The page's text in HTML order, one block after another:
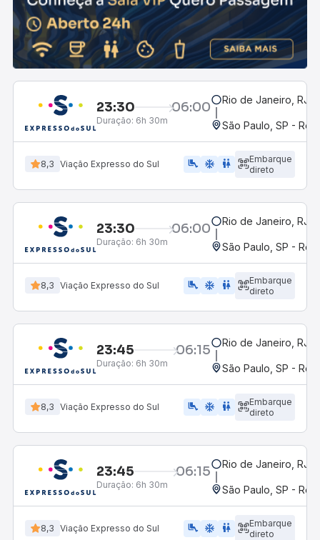
23:30 06:00
Duração: 6h 30m
Rio de Janeiro, RJ -
São Paulo, SP -
8,3 Viação Expresso do Sul airline_seat_legroom_extra ac_unit WC
Embarque
direto
23:30 06:00
Duração: 6h 30m
Rio de Janeiro, RJ -
São Paulo, SP -
8,3 Viação Expresso do Sul airline_seat_legroom_extra ac_unit wc
Embarque
direto
23:45 06:15
Duração: 6h 30m
Rio de Janeiro, RJ -
São Paulo, SP -
8,3 Viação Expresso do Sul airline_seat_legroom_extra ac_unit WC
Embarque
direto
23:45 06:15
Duração: 6h 30m
Rio de Janeiro, RJ -
São Paulo, SP -
8,3 Viação Expresso do Sul airline_seat_legroom_extra ac_unit wc
Embarque
direto